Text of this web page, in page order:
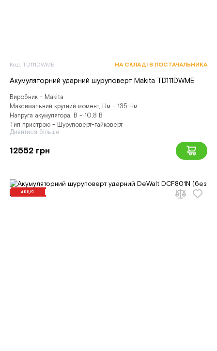
Код: TD111DWME НА СКЛАДІ В ПОСТАЧАЛЬНИКА
Акумуляторний ударний шуруповерт Makita TD111DWME
Виробник - Makita
Максимальний крутний момент, Нм - 135 Нм
Напруга акумулятора, В - 10,8 В
Тип пристрою - Шуруповерт-гайковерт
Дивитися більше
12552 грн
АКЦІЯ